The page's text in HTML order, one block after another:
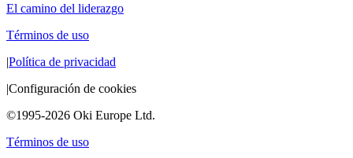
El camino del liderazgo
Términos de uso
|Política de privacidad
|Configuración de cookies
©1995-2026 Oki Europe Ltd.
Términos de uso